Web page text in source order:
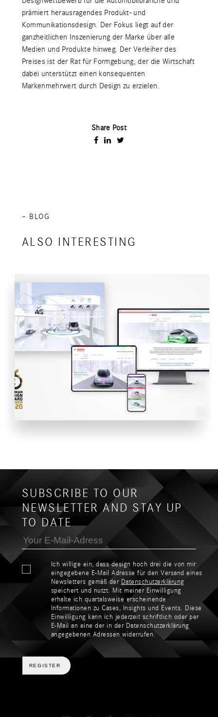
prämiert herausragendes Produkt- und
Kommunikationsdesign. Der Fokus liegt auf der
ganzheitlichen Inszenierung der Marke über alle
Medien und Produkte hinweg. Der Verleiher des
Preises ist der Rat für Formgebung, der die Wirtschaft
dabei unterstützt einen konsequenten
Markenmehrwert durch Design zu erzielen.
Share Post
– BLOG
ALSO INTERESTING
SUBSCRIBE TO OUR
NEWSLETTER AND STAY UP
TO DATE
Ich willige ein, dass design hoch drei die von mir
eingegebene E-Mail Adresse für den Versand eines
Newsletters gemäß der Datenschutzerklärung
speichert und nutzt. Mit meiner Einwilligung
erhalte ich quartalsweise erscheinende
Informationen zu Cases, Insights und Events. Diese
Einwilligung kann ich jederzeit schriftlich oder per
E-Mail an eine der in der Datenschutzerklärung
angegebenen Adressen widerrufen.
REGISTER